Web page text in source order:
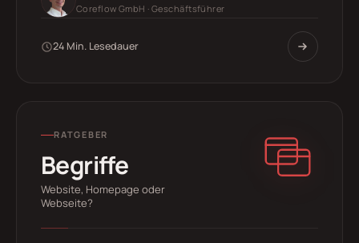
Coreflow GmbH · Geschäftsführer
24 Min. Lesedauer
RATGEBER
Begriffe
Website, Homepage oder
Webseite?